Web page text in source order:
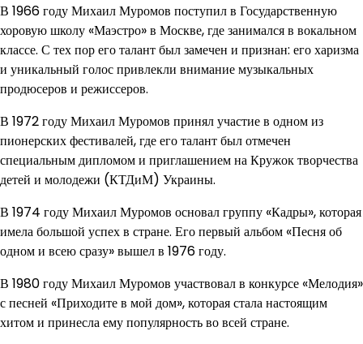
В 1966 году Михаил Муромов поступил в Государственную
хоровую школу «Маэстро» в Москве, где занимался в вокальном
классе. С тех пор его талант был замечен и признан: его харизма
и уникальный голос привлекли внимание музыкальных
продюсеров и режиссеров.
В 1972 году Михаил Муромов принял участие в одном из
пионерских фестивалей, где его талант был отмечен
специальным дипломом и приглашением на Кружок творчества
детей и молодежи (КТДиМ) Украины.
В 1974 году Михаил Муромов основал группу «Кадры», которая
имела большой успех в стране. Его первый альбом «Песня об
одном и всею сразу» вышел в 1976 году.
В 1980 году Михаил Муромов участвовал в конкурсе «Мелодия»
с песней «Приходите в мой дом», которая стала настоящим
хитом и принесла ему популярность во всей стране.